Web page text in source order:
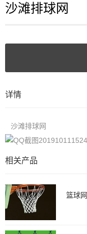
沙滩排球网
详情
沙滩排球网
相关产品
篮球网